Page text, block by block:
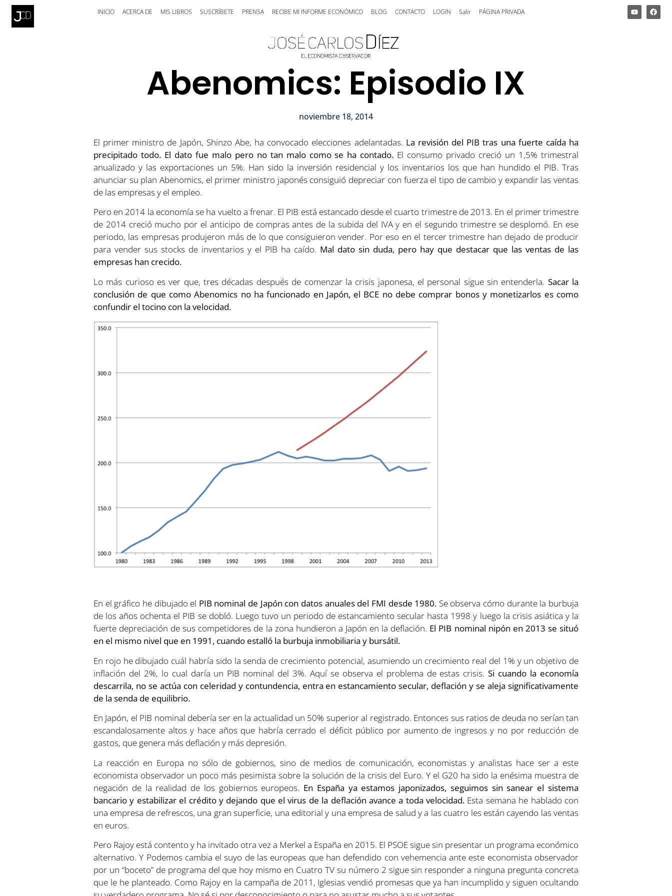
INICIO ACERCA DE MIS LIBROS SUSCRÍBETE PRENSA RECIBE MI INFORME ECONÓMICO BLOG CONTACTO LOGIN Salir PÁGINA PRIVADA
Abenomics: Episodio IX
noviembre 18, 2014
El primer ministro de Japón, Shinzo Abe, ha convocado elecciones adelantadas. La revisión del PIB tras una fuerte caída ha
precipitado todo. El dato fue malo pero no tan malo como se ha contado. El consumo privado creció un 1,5% trimestral
anualizado y las exportaciones un 5%. Han sido la inversión residencial y los inventarios los que han hundido el PIB. Tras
anunciar su plan Abenomics, el primer ministro japonés consiguió depreciar con fuerza el tipo de cambio y expandir las ventas
de las empresas y el empleo.
Pero en 2014 la economía se ha vuelto a frenar. El PIB está estancado desde el cuarto trimestre de 2013. En el primer trimestre
de 2014 creció mucho por el anticipo de compras antes de la subida del IVA y en el segundo trimestre se desplomó. En ese
periodo, las empresas produjeron más de lo que consiguieron vender. Por eso en el tercer trimestre han dejado de producir
para vender sus stocks de inventarios y el PIB ha caído. Mal dato sin duda, pero hay que destacar que las ventas de las
empresas han crecido.
Lo más curioso es ver que, tres décadas después de comenzar la crisis japonesa, el personal sigue sin entenderla. Sacar la
conclusión de que como Abenomics no ha funcionado en Japón, el BCE no debe comprar bonos y monetizarlos es como
confundir el tocino con la velocidad.
En el gráfico he dibujado el PIB nominal de Japón con datos anuales del FMI desde 1980. Se observa cómo durante la burbuja
de los años ochenta el PIB se dobló. Luego tuvo un periodo de estancamiento secular hasta 1998 y luego la crisis asiática y la
fuerte depreciación de sus competidores de la zona hundieron a Japón en la deflación. El PIB nominal nipón en 2013 se situó
en el mismo nivel que en 1991, cuando estalló la burbuja inmobiliaria y bursátil.
En rojo he dibujado cuál habría sido la senda de crecimiento potencial, asumiendo un crecimiento real del 1% y un objetivo de
inflación del 2%, lo cual daría un PIB nominal del 3%. Aquí se observa el problema de estas crisis. Si cuando la economía
descarrila, no se actúa con celeridad y contundencia, entra en estancamiento secular, deflación y se aleja significativamente
de la senda de equilibrio.
En Japón, el PIB nominal debería ser en la actualidad un 50% superior al registrado. Entonces sus ratios de deuda no serían tan
escandalosamente altos y hace años que habría cerrado el déficit público por aumento de ingresos y no por reducción de
gastos, que genera más deflación y más depresión.
La reacción en Europa no sólo de gobiernos, sino de medios de comunicación, economistas y analistas hace ser a este
economista observador un poco más pesimista sobre la solución de la crisis del Euro. Y el G20 ha sido la enésima muestra de
negación de la realidad de los gobiernos europeos. En España ya estamos japonizados, seguimos sin sanear el sistema
bancario y estabilizar el crédito y dejando que el virus de la deflación avance a toda velocidad. Esta semana he hablado con
una empresa de refrescos, una gran superficie, una editorial y una empresa de salud y a las cuatro les están cayendo las ventas
en euros.
Pero Rajoy está contento y ha invitado otra vez a Merkel a España en 2015. El PSOE sigue sin presentar un programa económico
alternativo. Y Podemos cambia el suyo de las europeas que han defendido con vehemencia ante este economista observador
por un “boceto” de programa del que hoy mismo en Cuatro TV su número 2 sigue sin responder a ninguna pregunta concreta
que le he planteado. Como Rajoy en la campaña de 2011, Iglesias vendió promesas que ya han incumplido y siguen ocultando